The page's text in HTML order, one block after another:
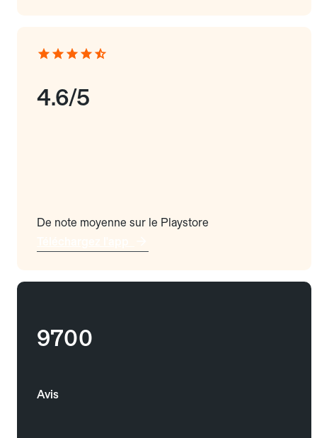
4.6/5
De note moyenne sur le Playstore
9700
Avis